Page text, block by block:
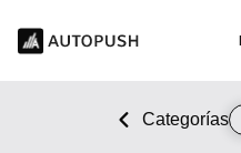
Categorías